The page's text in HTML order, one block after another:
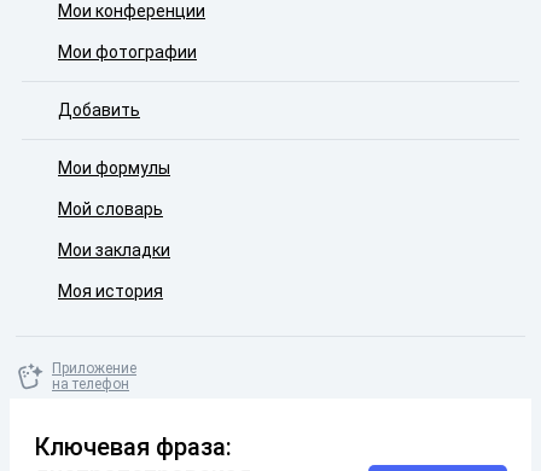
Мои конференции
Мои фотографии
Добавить
Мои формулы
Мой словарь
Мои закладки
Моя история
Приложение
на телефон
Ключевая фраза: